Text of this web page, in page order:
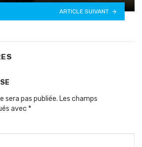
ARTICLE SUIVANT
sera pas publiée. Les champs
avec *